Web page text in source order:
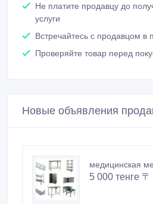
Не платите продавцу до
услуги
Встречайтесь с продавцом в
Проверяйте товар перед
Новые объявления
медицинская
5 000 тенге 〒